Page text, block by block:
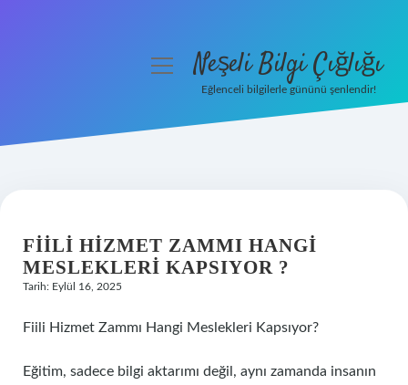
Hakkımızda
menüyüNeşeli Bilgi Çığlığı
Eğlenceli bilgilerle gününü şenlendir!
FIILI HIZMET ZAMMI HANGI
MESLEKLERI KAPSIYOR ?
Tarih: Eylül 16, 2025
Fiili Hizmet Zammı Hangi Meslekleri Kapsıyor?
Eğitim, sadece bilgi aktarımı değil, aynı zamanda insanın